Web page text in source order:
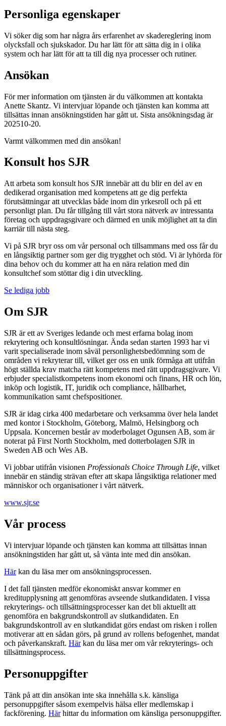
Personliga egenskaper
Vi söker dig som har några års erfarenhet av skadereglering inom
olycksfall och sjukskador. Du har lätt för att sätta dig in i olika
system och har lätt för att ta till dig nya processer och rutiner.
Ansökan
För mer information om tjänsten är du välkommen att kontakta
Anette Skantz. Vi intervjuar löpande och tjänsten kan komma att
tillsättas innan ansökningstiden har gått ut. Sista ansökningsdag är
202510-20.
Varmt välkommen med din ansökan!
Konsult hos SJR
Att arbeta som konsult hos SJR innebär att du blir en del av en
dedikerad organisation med kompetens att ge dig perfekta
förutsättningar att utvecklas både inom din yrkesroll och på ett
personligt plan. Du får tillgång till vårt stora nätverk av intressanta
företag och uppdragsgivare och därmed en unik möjlighet att ta din
karriär till nästa steg.
Vi på SJR bryr oss om vår personal och tillsammans med oss får du
en långsiktig partner som ger dig trygghet och stöd. Vi är lyhörda för
dina behov och du kommer att ha en nära relation med din
konsultchef som stöttar dig i din utveckling.
Se lediga jobb
Om SJR
SJR är ett av Sveriges ledande och mest erfarna bolag inom
rekrytering och konsultlösningar. Ända sedan starten 1993 har vi
varit specialiserade inom såväl personlighetsbedömning som de
områden vi rekryterar till, vilket ger oss en unik förmåga att utifrån
högt ställda krav matcha rätt kompetens med rätt uppdragsgivare. Vi
erbjuder specialistkompetens inom ekonomi och finans, HR och lön,
inköp och logistik, IT, juridik och compliance, hållbarhet,
kommunikation samt chefspositioner.
SJR är idag cirka 400 medarbetare och verksamma över hela landet
med kontor i Stockholm, Göteborg, Malmö, Helsingborg och
Uppsala. Koncernen består av moderbolaget Ogunsen AB, som är
noterat på First North Stockholm, med dotterbolagen SJR in
Sweden AB och Wes AB.
Vi jobbar utifrån visionen Professionals Choice Through Life, vilket
innebär en ständig strävan efter att skapa långsiktiga relationer med
människor och organisationer i vårt nätverk.
www.sjr.se
Vår process
Vi intervjuar löpande och tjänsten kan komma att tillsättas innan
ansökningstiden har gått ut, så vänta inte med din ansökan.
Härkan du läsa mer om ansökningsprocessen.
I det fall tjänsten medför ekonomiskt ansvar kommer en
kreditupplysning att genomföras avseende slutkandidaten. I vissa
rekryterings- och tillsättningsprocesser kan det bli aktuellt att
genomföra en bakgrundskontroll av slutkandidaten. En
bakgrundskontroll av en slutkandidat görs endast om risken i rollen
motiverar att en sådan görs, på grund av rollens befogenhet, mandat
och påverkanskraft. Härkan du läsa mer om vår rekryterings- och
tillsättningsprocess.
Personuppgifter
Tänk på att din ansökan inte ska innehålla s.k. känsliga
personuppgifter såsom exempelvis hälsa eller medlemskap i
fackförening. Härhittar du information om känsliga personuppgifter.